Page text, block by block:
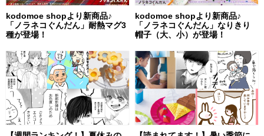
kodomoe shopより新商品♪
「ノラネコぐんだん」耐熱マグ3
種が登場！
kodomoe shopより新商品♪
「ノラネコぐんだん」なりきり
帽子（大、小）が登場！